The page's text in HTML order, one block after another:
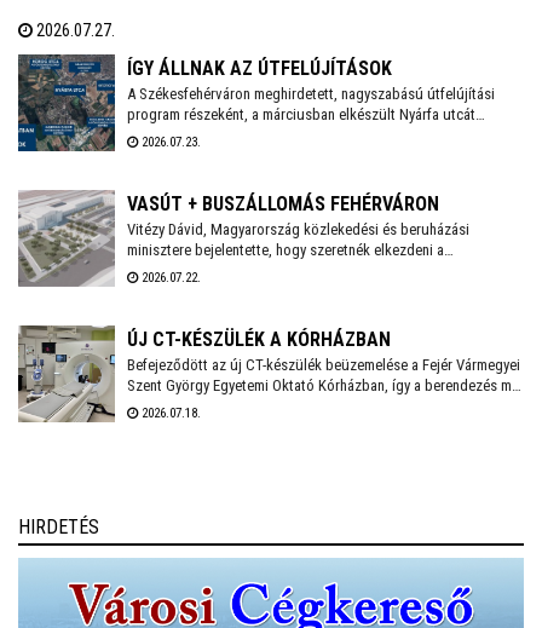
ideje alatt a munkálatokkal érintett területet a látogatók elől
lezárják.
2026.07.27.
ÍGY ÁLLNAK AZ ÚTFELÚJÍTÁSOK
A Székesfehérváron meghirdetett, nagyszabású útfelújítási
program részeként, a márciusban elkészült Nyárfa utcát
követően a Közgyűlés szakbizottsága legutóbbi ülésén újabb
kivitelezőket - adta hírül közösségi oldalán Székesfehérvár
szakaszának felújítása, és kezdődhet a Bébic utcai
szabadidőpark fejlesztése is.
2026.07.23.
VASÚT + BUSZÁLLOMÁS FEHÉRVÁRON
Vitézy Dávid, Magyarország közlekedési és beruházási
minisztere bejelentette, hogy szeretnék elkezdeni a
székesfehérvári vasúti csomópont teljes körű átépítését,
2030-ig befejeződhet.
2026.07.22.
ÚJ CT-KÉSZÜLÉK A KÓRHÁZBAN
Befejeződött az új CT-készülék beüzemelése a Fejér Vármegyei
Szent György Egyetemi Oktató Kórházban, így a berendezés már
a mindennapi betegellátást szolgálja - közölte a
2026.07.18.
HIRDETÉS